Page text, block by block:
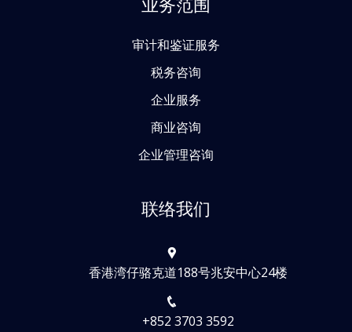
业务范围
审计和鉴证服务
税务咨询
企业服务
商业咨询
企业管理咨询
联络我们
香港湾仔骆克道188号兆安中心24楼
+852 3703 3592